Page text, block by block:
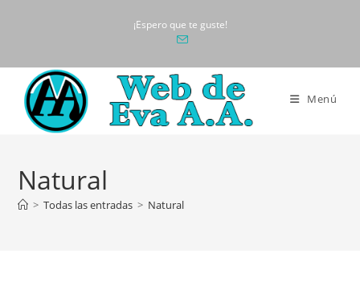
¡Espero que te guste!
Menú
Natural
> Todas las entradas > Natural